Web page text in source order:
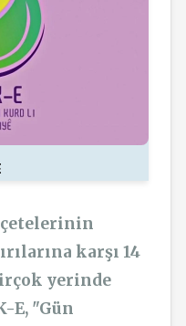
çetelerinin
karşı 14
yerinde
E, "Gün